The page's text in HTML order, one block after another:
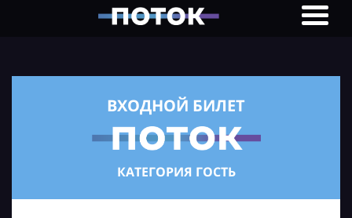
ВХОДНОЙ БИЛЕТ
КАТЕГОРИЯ ГОСТЬ